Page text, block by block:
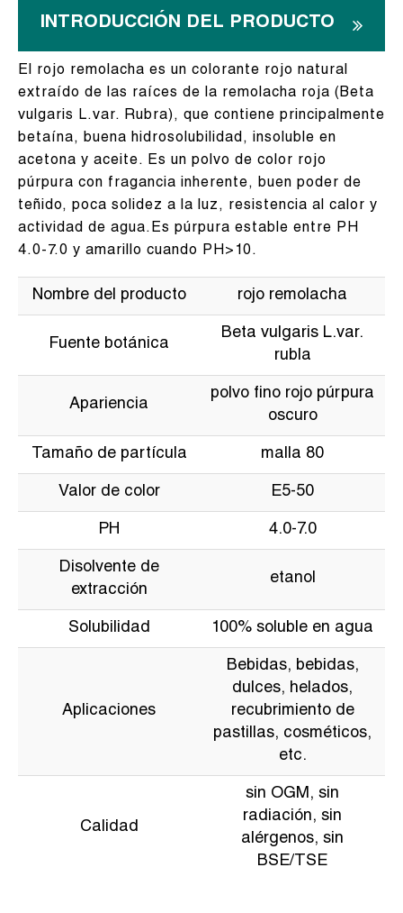
INTRODUCCIÓN DEL PRODUCTO
El rojo remolacha es un colorante rojo natural
extraído de las raíces de la remolacha roja (Beta
vulgaris L.var. Rubra), que contiene principalmente
betaína, buena hidrosolubilidad, insoluble en
acetona y aceite. Es un polvo de color rojo
púrpura con fragancia inherente, buen poder de
teñido, poca solidez a la luz, resistencia al calor y
actividad de agua.Es púrpura estable entre PH
4.0-7.0 y amarillo cuando PH>10.
Nombre del producto rojo remolacha
Fuente botánica
Beta vulgaris L.var.
rubla
Apariencia
polvo fino rojo púrpura
oscuro
Tamaño de partícula malla 80
Valor de color E5-50
PH 4.0-7.0
Disolvente de
extracción
etanol
Solubilidad 100% soluble en agua
Aplicaciones
Bebidas, bebidas,
dulces, helados,
recubrimiento de
pastillas, cosméticos,
etc.
Calidad
sin OGM, sin
radiación, sin
alérgenos, sin
BSE/TSE